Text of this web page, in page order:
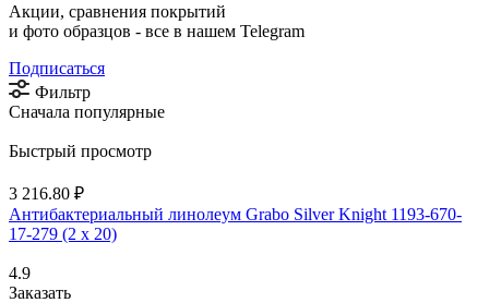
Акции, сравнения покрытий
и фото образцов - все в нашем Telegram
Подписаться
Фильтр
Сначала популярные
Быстрый просмотр
3 216.80 ₽
Антибактериальный линолеум Grabo Silver Knight 1193-670-
17-279 (2 х 20)
4.9
Заказать